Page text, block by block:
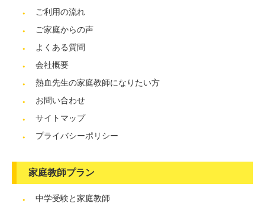
ご利用の流れ
ご家庭からの声
よくある質問
会社概要
熱血先生の家庭教師になりたい方
お問い合わせ
サイトマップ
プライバシーポリシー
家庭教師プラン
中学受験と家庭教師